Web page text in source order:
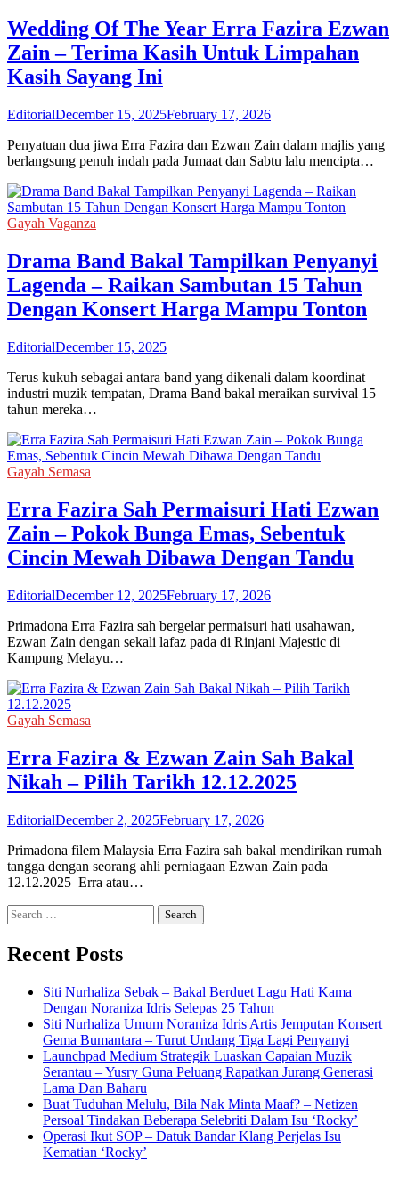
Wedding Of The Year Erra Fazira Ezwan
Zain – Terima Kasih Untuk Limpahan
Kasih Sayang Ini
EditorialDecember 15, 2025February 17, 2026
Penyatuan dua jiwa Erra Fazira dan Ezwan Zain dalam majlis yang
berlangsung penuh indah pada Jumaat dan Sabtu lalu mencipta…
Gayah Vaganza
Drama Band Bakal Tampilkan Penyanyi
Lagenda – Raikan Sambutan 15 Tahun
Dengan Konsert Harga Mampu Tonton
EditorialDecember 15, 2025
Terus kukuh sebagai antara band yang dikenali dalam koordinat
industri muzik tempatan, Drama Band bakal meraikan survival 15
tahun mereka…
Gayah Semasa
Erra Fazira Sah Permaisuri Hati Ezwan
Zain – Pokok Bunga Emas, Sebentuk
Cincin Mewah Dibawa Dengan Tandu
EditorialDecember 12, 2025February 17, 2026
Primadona Erra Fazira sah bergelar permaisuri hati usahawan,
Ezwan Zain dengan sekali lafaz pada di Rinjani Majestic di
Kampung Melayu…
Gayah Semasa
Erra Fazira & Ezwan Zain Sah Bakal
Nikah – Pilih Tarikh 12.12.2025
EditorialDecember 2, 2025February 17, 2026
Primadona filem Malaysia Erra Fazira sah bakal mendirikan rumah
tangga dengan seorang ahli perniagaan Ezwan Zain pada
12.12.2025 Erra atau…
Search
for:
Recent Posts
Siti Nurhaliza Sebak – Bakal Berduet Lagu Hati Kama
Dengan Noraniza Idris Selepas 25 Tahun
Siti Nurhaliza Umum Noraniza Idris Artis Jemputan Konsert
Gema Bumantara – Turut Undang Tiga Lagi Penyanyi
Launchpad Medium Strategik Luaskan Capaian Muzik
Serantau – Yusry Guna Peluang Rapatkan Jurang Generasi
Lama Dan Baharu
Buat Tuduhan Melulu, Bila Nak Minta Maaf? – Netizen
Persoal Tindakan Beberapa Selebriti Dalam Isu ‘Rocky’
Operasi Ikut SOP – Datuk Bandar Klang Perjelas Isu
Kematian ‘Rocky’